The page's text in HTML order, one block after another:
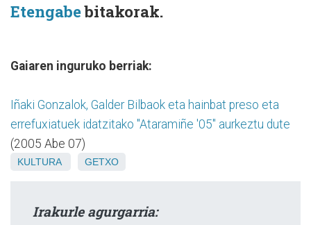
Etengabebitakorak.
Gaiaren inguruko berriak:
Iñaki Gonzalok, Galder Bilbaok eta hainbat preso eta
errefuxiatuek idatzitako "Ataramiñe '05" aurkeztu dute
(2005 Abe 07)
KULTURA GETXO
Irakurle agurgarria: